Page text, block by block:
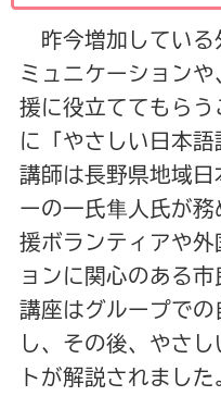
昨今増加している
ミュニケーション
援に役立ててもら
に「やさしい日本語
講師は長野県地域
ーの一氏隼人氏が
援ボランティアや
ョンに関心のある市
講座はグループで
し、その後、やさ
トが解説されまし